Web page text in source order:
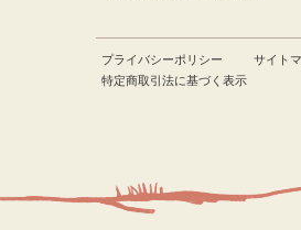
プライバシーポリシー
サイト
特定商取引法に基づく表示